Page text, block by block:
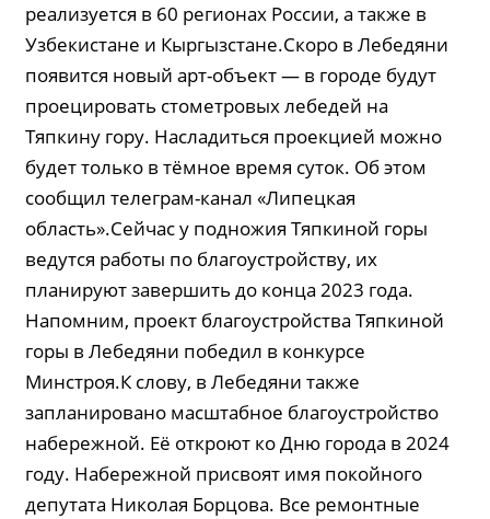
реализуется в 60 регионах России, а также в
Узбекистане и Кыргызстане.Скоро в Лебедяни
появится новый арт-объект — в городе будут
проецировать стометровых лебедей на
Тяпкину гору. Насладиться проекцией можно
будет только в тёмное время суток. Об этом
сообщил телеграм-канал «Липецкая
область».Сейчас у подножия Тяпкиной горы
ведутся работы по благоустройству, их
планируют завершить до конца 2023 года.
Напомним, проект благоустройства Тяпкиной
горы в Лебедяни победил в конкурсе
Минстроя.К слову, в Лебедяни также
запланировано масштабное благоустройство
набережной. Её откроют ко Дню города в 2024
году. Набережной присвоят имя покойного
депутата Николая Борцова. Все ремонтные